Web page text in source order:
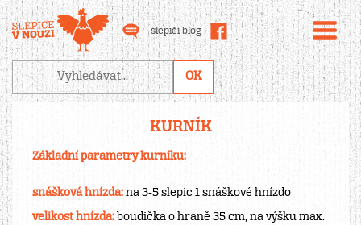
slepičí blog
KURNÍK
Základní parametry kurníku:
snášková hnízda: na 3-5 slepic 1 snáškové hnízdo
velikost hnízda: boudička o hraně 35 cm, na výšku max.